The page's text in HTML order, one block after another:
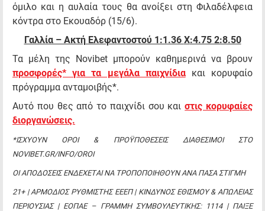
όμιλο και η αυλαία τους θα ανοίξει στη Φιλαδέλφεια
κόντρα στο Εκουαδόρ (15/6).
Γαλλία – Ακτή Ελεφαντοστού 1:1.36 X:4.75 2:8.50
Τα μέλη της Novibet μπορούν καθημερινά να βρουν
προσφορές* για τα μεγάλα παιχνίδιακαι κορυφαίο
πρόγραμμα ανταμοιβής*.
Αυτό που θες από το παιχνίδι σου και στις κορυφαίες
διοργανώσεις.
*ΙΣΧΥΟΥΝ ΟΡΟΙ & ΠΡΟΫΠΟΘΕΣΕΙΣ ΔΙΑΘΕΣΙΜΟΙ ΣΤΟ
NOVIBET.GR/INFO/OROI
ΟΙ ΑΠΟΔΟΣΕΙΣ ΕΝΔΕΧΕΤΑΙ ΝΑ ΤΡΟΠΟΠΟΙΗΘΟΥΝ ΑΝΑ ΠΑΣΑ ΣΤΙΓΜΗ
21+ | ΑΡΜΟΔΙΟΣ ΡΥΘΜΙΣΤΗΣ ΕΕΕΠ | ΚΙΝΔΥΝΟΣ ΕΘΙΣΜΟΥ & ΑΠΩΛΕΙΑΣ
ΠΕΡΙΟΥΣΙΑΣ | ΕΟΠΑΕ – ΓΡΑΜΜΗ ΣΥΜΒΟΥΛΕΥΤΙΚΗΣ: 1114 | ΠΑΙΞΕ